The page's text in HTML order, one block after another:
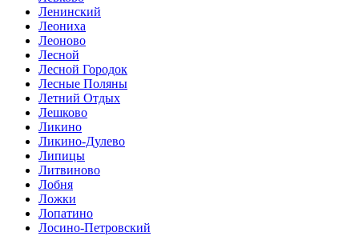
Ленинский
Леониха
Леоново
Лесной
Лесной Городок
Лесные Поляны
Летний Отдых
Лешково
Ликино
Ликино-Дулево
Липицы
Литвиново
Лобня
Ложки
Лопатино
Лосино-Петровский